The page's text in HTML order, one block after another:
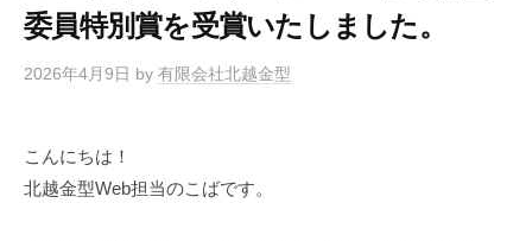
委員特別賞を受賞いたしました。
2026年4月9日 by 有限会社北越金型
こんにちは！
北越金型Web担当のこばです。